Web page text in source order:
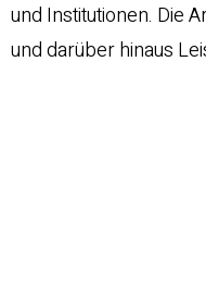
und Institutionen. Die
und darüber hinaus